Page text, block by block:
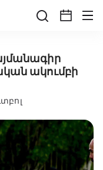
ակումբի